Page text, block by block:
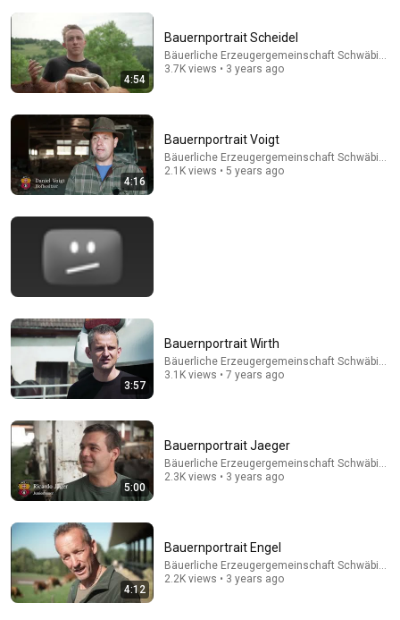
The Bob Newhart Toupee Sketch That Broke Dean
Martin
Dean Martin • 2.5M views
Bauernportrait Süpple
Bäuerliche Erzeugergemeinschaft Schwäbisch Hall
views
4:54
Bauernportrait Scheidel
Bäuerliche Erzeugergemeinschaft Schwäbisch
3.7K views • 3 years ago
4:16
Bauernportrait Voigt
Bäuerliche Erzeugergemeinschaft Schwäbisch
2.1K views • 5 years ago
3:57
Bauernportrait Wirth
Bäuerliche Erzeugergemeinschaft Schwäbisch
3.1K views • 7 years ago
5:00
Bauernportrait Jaeger
Bäuerliche Erzeugergemeinschaft Schwäbisch
2.3K views • 3 years ago
4:12
Bauernportrait Engel
Bäuerliche Erzeugergemeinschaft Schwäbisch
2.2K views • 3 years ago